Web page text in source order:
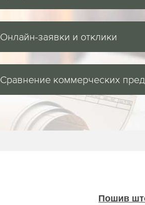
Онлайн-заявки и отклики
Сравнение коммерческих
Пошив